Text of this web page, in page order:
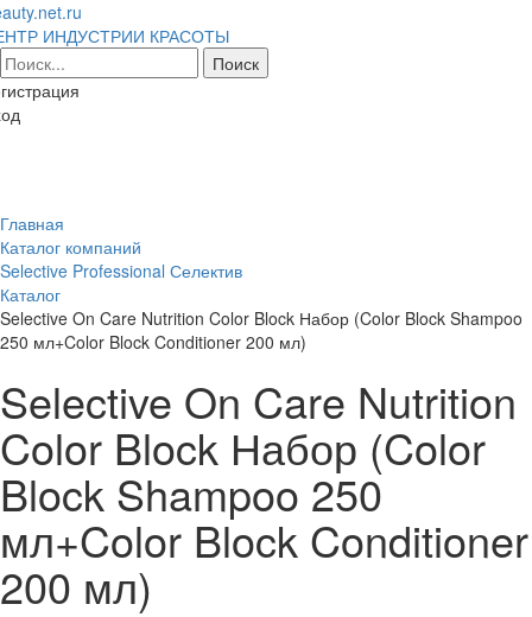
ИНДУСТРИИ КРАСОТЫ
Главная
Каталог компаний
Selective Professional Селектив
Каталог
Selective On Care Nutrition Color Block Набор (Color Block Shampoo
250 мл+Color Block Conditioner 200 мл)
Selective On Care Nutrition
Color Block Набор (Color
Block Shampoo 250
мл+Color Block Conditioner
200 мл)